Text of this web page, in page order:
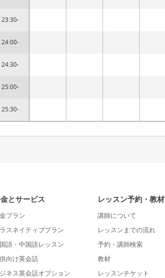
23:30-
24:00-
24:30-
25:00-
25:30-
とサービス
プラン
スネイティブプラン
語・中国語レッスン
向け英会話
ネス英会話オプション
レッスン予約・教材
講師について
レッスンまでの流れ
予約・講師検索
教材
レッスンチケット